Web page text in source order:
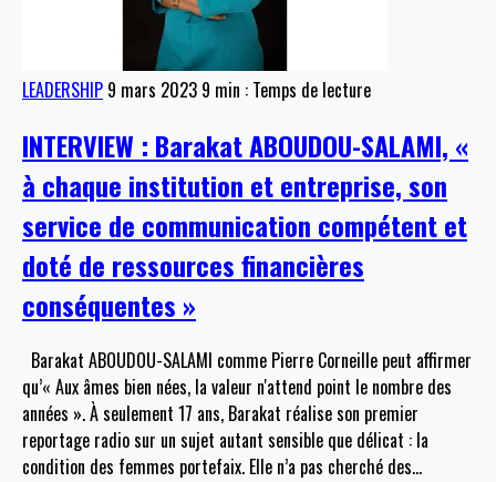
LEADERSHIP 9 mars 2023 9 min : Temps de lecture
INTERVIEW : Barakat ABOUDOU-SALAMI, «
à chaque institution et entreprise, son
service de communication compétent et
doté de ressources financières
conséquentes »
Barakat ABOUDOU-SALAMI comme Pierre Corneille peut affirmer
qu’« Aux âmes bien nées, la valeur n'attend point le nombre des
années ». À seulement 17 ans, Barakat réalise son premier
reportage radio sur un sujet autant sensible que délicat : la
condition des femmes portefaix. Elle n’a pas cherché des…